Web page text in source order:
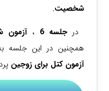
شخصیت.
درجلسه 6 ،
همچنین در این جلسه
آزمون کتل برایزوجین